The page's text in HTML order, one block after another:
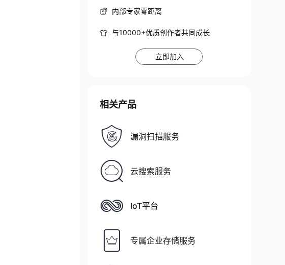
内部专家零距离
与10000+优质创作者共同成长
立即加入
相关产品
漏洞扫描服务
云搜索服务
IoT平台
专属企业存储服务